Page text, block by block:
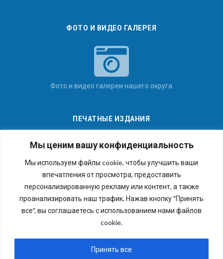
Мы ценим вашу конфиденциальность
Мы используем файлы cookie, чтобы улучшить ваши
впечатления от просмотра, предоставить
персонализированную рекламу или контент, а также
проанализировать наш трафик. Нажав кнопку "Принять
все", вы соглашаетесь с использованием нами файлов
cookie.
Принять все
ФОТО И ВИДЕО ГАЛЕРЕЯ
Фото и видео галереи нашего округа
ПЕЧАТНЫЕ ИЗДАНИЯ
Последние номера наших газет
Copyright © 2026 Внутригородское муниципальное
образование города федерального значения Санкт-
Петербурга муниципальный округ №54. Все права